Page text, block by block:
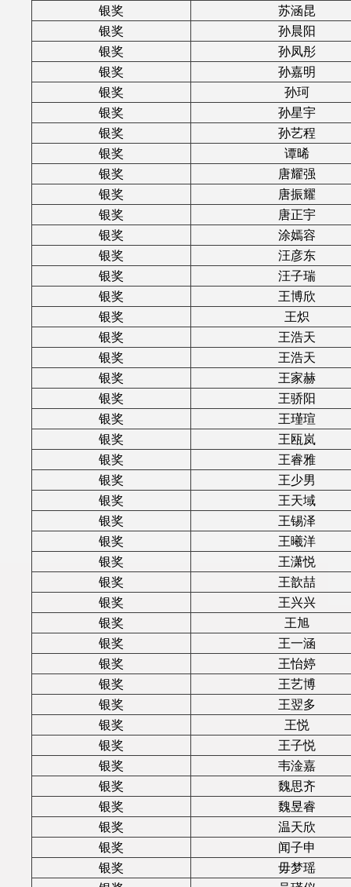
银奖
苏涵昆
银奖
孙晨阳
银奖
孙凤彤
银奖
孙嘉明
银奖
孙珂
银奖
孙星宇
银奖
孙艺程
银奖
谭晞
银奖
唐耀强
银奖
唐振耀
银奖
唐正宇
银奖
涂嫣容
银奖
汪彦东
银奖
汪子瑞
银奖
王博欣
银奖
王炽
银奖
王浩天
银奖
王浩天
银奖
王家赫
银奖
王骄阳
银奖
王瑾瑄
银奖
王瓯岚
银奖
王睿雅
银奖
王少男
银奖
王天域
银奖
王锡泽
银奖
王曦洋
银奖
王潇悦
银奖
王歆喆
银奖
王兴兴
银奖
王旭
银奖
王一涵
银奖
王怡婷
银奖
王艺博
银奖
王翌多
银奖
王悦
银奖
王子悦
银奖
韦淦嘉
银奖
魏思齐
银奖
魏昱睿
银奖
温天欣
银奖
闻子申
银奖
毋梦瑶